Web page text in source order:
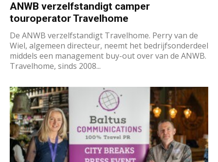
ANWB verzelfstandigt camper
touroperator Travelhome
De ANWB verzelfstandigt Travelhome. Perry van de
Wiel, algemeen directeur, neemt het bedrijfsonderdeel
middels een management buy-out over van de ANWB.
Travelhome, sinds 2008...